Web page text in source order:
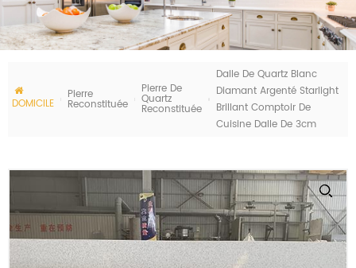
DOMICILE
Pierre
Reconstituée
Pierre De
Quartz
Reconstituée
Dalle De Quartz Blanc
Diamant Argenté Starlight
Brillant Comptoir De
Cuisine Dalle De 3cm